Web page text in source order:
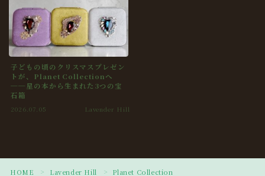
Collection
子どもの頃のクリスマスプレゼン
トが、Planet Collectionへ
──星の本から生まれた3つの宝
石箱
2026.07.05 Lavender Hill
HOME ＞ Lavender Hill ＞ Planet Collection